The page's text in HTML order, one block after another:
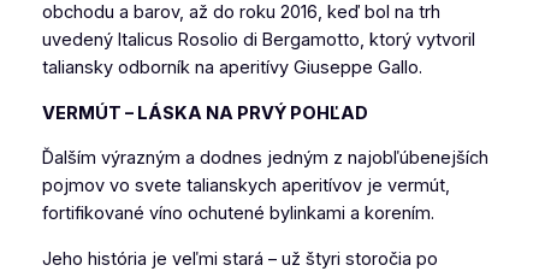
obchodu a barov, až do roku 2016, keď bol na trh
uvedený Italicus Rosolio di Bergamotto, ktorý vytvoril
taliansky odborník na aperitívy Giuseppe Gallo.
VERMÚT – LÁSKA NA PRVÝ POHĽAD
Ďalším výrazným a dodnes jedným z najobľúbenejších
pojmov vo svete talianskych aperitívov je vermút,
fortifikované víno ochutené bylinkami a korením.
Jeho história je veľmi stará – už štyri storočia po